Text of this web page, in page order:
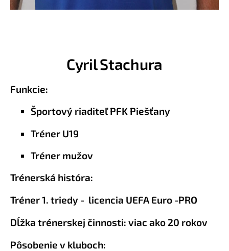
Cyril Stachura
Funkcie:
Športový riaditeľ PFK Piešťany
Tréner U19
Tréner mužov
Trénerská históra:
Tréner 1. triedy - licencia UEFA Euro -PRO
Dĺžka trénerskej činnosti: viac ako 20 rokov
Pôsobenie v kluboch: